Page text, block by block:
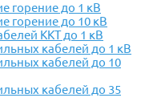
горение до 1 кВ
горение до 10 кВ
ККТ до 1 кВ
кабелей до 1 кВ
кабелей до 10
кабелей до 35